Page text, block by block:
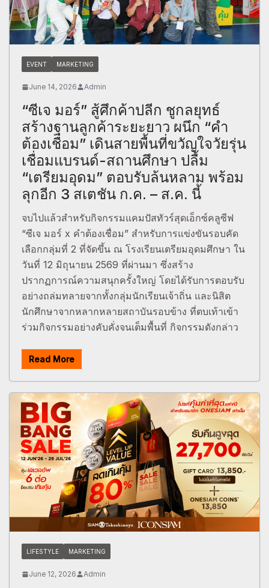
EVENT MARKETING
June 14, 2026 Admin
“ซีเจ มอร์” สู้ศึกค้าปลีก ชูกลยุทธ์
สร้างฐานลูกค้าระยะยาว ผนึก “คำ
ต้องเชื่อม” เดินสายพื้นที่ขวัญใจวัยรุ่น
เชื่อมแบรนด์-สถานศึกษา ปลื้ม
“เตรียมอุดม” ตอบรับล้นหลาม พร้อม
ลุกอีก 3 สเตชัน ก.ค. – ส.ค. นี้
จบไปแล้วสำหรับกิจกรรมแคมปัสทัวร์สุดเอ็กซ์คลูซีฟ
“ซีเจ มอร์ x คำต้องเชื่อม” สำหรับการแข่งขันรอบคัด
เลือกกลุ่มที่ 2 ที่จัดขึ้น ณ โรงเรียนเตรียมอุดมศึกษา ใน
วันที่ 12 มิถุนายน 2569 ที่ผ่านมา ซึ่งสร้าง
ปรากฏการณ์ความสนุกครั้งใหญ่ โดยได้รับการตอบรับ
อย่างถล่มทลายจากทั้งกลุ่มนักเรียนเจ้าถิ่น และนิสิต
นักศึกษาจากหลากหลายสถาบันรอบข้าง ที่ตบเท้าเข้า
ร่วมกิจกรรมอย่างคับคั่งจนเต็มพื้นที่ กิจกรรมดังกล่าว
Read More
LIFESTYLE MARKETING
June 12, 2026 Admin